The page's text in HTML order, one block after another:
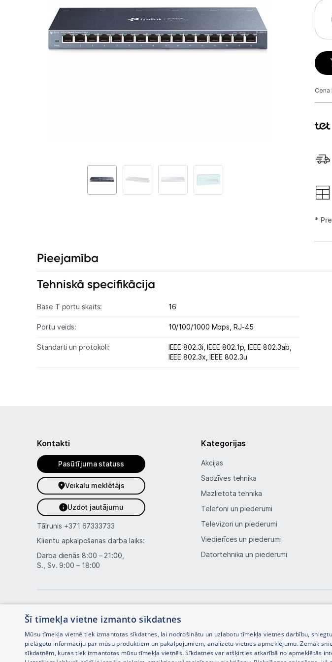
GAMING pasaule >
Portatīvie datori un
Audio
Stacionārie datori un
Spēļu konsoles un
Blogs
Piegāde un apmaksa
Tehnikas izvešana
Tet pakalpojumi
Kontakti
Cena
*
Pieejamība
Tehniskā specifikācija
Base T portu skaits: 16
Portu veids: 10/100/1000 Mbps, RJ-45
Standarti un protokoli: IEEE 802.3i,IEEE 802.1p,IEEE 802.3ab,
IEEE 802.3x,IEEE 802.3u
Kontakti
Pasūtījuma statuss
Veikalu meklētājs
Uzdot jautājumu
Tālrunis +371 67333733
Klientu apkalpošanas darba laiks:
Darba dienās 8:00 – 21:00,
S., Sv. 9:00 – 18:00
Kategorijas
Akcijas
Sadzīves tehnika
Mazlietota tehnika
Telefoni un piederumi
Televizori un piederumi
Viedierīces un piederumi
Datortehnika un piederumi
Interneta veikala izstrāde —
Šī tīmekļa vietne izmanto sīkdatnes
Mūsu tīmekļa vietnē tiek izmantotas sīkdatnes, lai nodrošinātu un uzlabotu tīmekļa vietnes darbību,
pielāgotu informāciju par mūsu produktiem un pakalpojumiem, analizētu vietnes apmeklējumu. Zemāk
sīkdatnēm, kuras tiek izmantotas mūsu tīmekļa vietnēs. Sīkdatnes var atšķirties atkarībā no apmeklētās